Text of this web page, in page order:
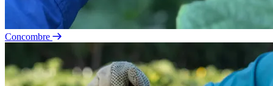
Concombre